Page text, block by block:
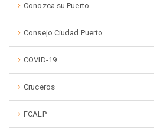
Conozca su Puerto
Consejo Ciudad Puerto
COVID-19
Cruceros
FCALP